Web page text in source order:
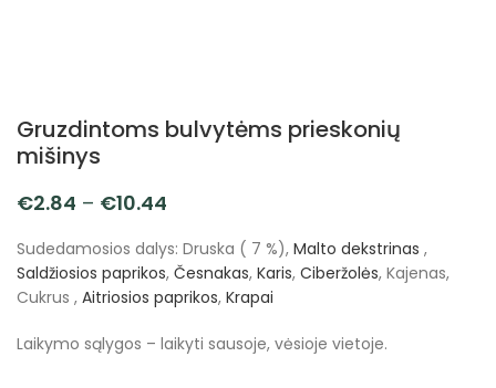
Gruzdintoms bulvytėms prieskonių
mišinys
€2.84 – €10.44
Sudedamosios dalys: Druska ( 7 %), Malto dekstrinas ,
Saldžiosios paprikos, Česnakas, Karis, Ciberžolės, Kajenas,
Cukrus , Aitriosios paprikos, Krapai
Laikymo sąlygos – laikyti sausoje, vėsioje vietoje.